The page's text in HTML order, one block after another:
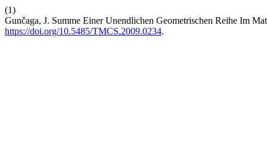
(1)
Gunčaga, J. Summe Einer Unendlichen Geometrischen Reihe Im
https://doi.org/10.5485/TMCS.2009.0234.